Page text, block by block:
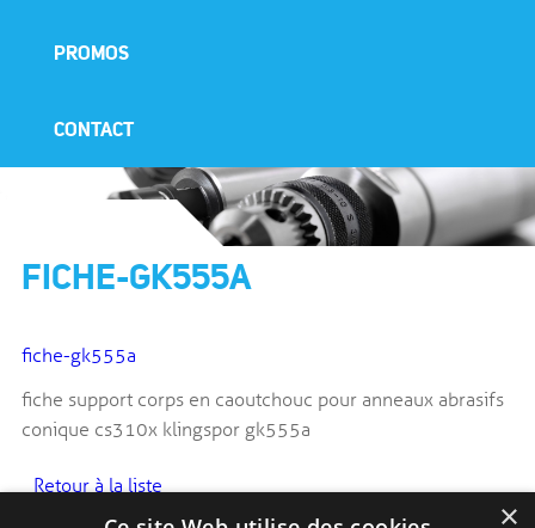
PROMOS
CONTACT
FICHE-GK555A
fiche-gk555a
fiche support corps en caoutchouc pour anneaux abrasifs
conique cs310x klingspor gk555a
Retour à la liste
×